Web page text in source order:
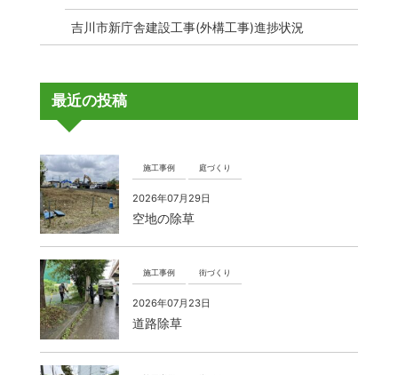
吉川市新庁舎建設工事(外構工事)進捗状況
最近の投稿
施工事例 庭づくり
2026年07月29日
空地の除草
施工事例 街づくり
2026年07月23日
道路除草